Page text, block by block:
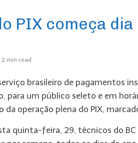
PIX começa
2 min read
brasileiro de pagamentos
para um público seleto e em
da operação plena do PIX,
quinta-feira, 29, técnicos do